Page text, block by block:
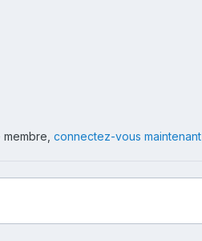
connectez-vous maintenant